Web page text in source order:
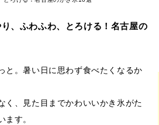
、ふわふわ、とろける！名古屋の
と。暑い日に思わず食べたくなるか
く、見た目までかわいいかき氷がた
ます。